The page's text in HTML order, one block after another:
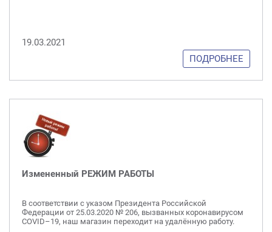
19.03.2021
ПОДРОБНЕЕ
Измененный РЕЖИМ РАБОТЫ
В соответствии с указом Президента Российской
Федерации от 25.03.2020 № 206, вызванных коронавирусом
COVID–19, наш магазин переходит на удалённую работу.